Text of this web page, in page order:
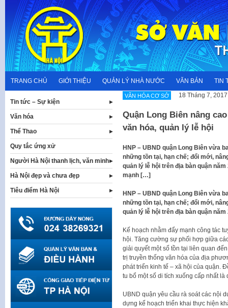
content
TRANG CHỦ GIỚI THIỆU QUẢN LÝ NHÀ NƯỚC VĂN BẢN TIN
VĂN HÓA CƠ SỞ 18 Tháng 7, 2017
Quận Long Biên nâng
văn hóa, quản lý lễ hội
HNP – UBND quận Long Biên vừa
những tồn tại, hạn chế; đổi mới,
quản lý lễ hội trên địa bàn quận
mạnh […]
HNP – UBND quận Long Biên vừa
những tồn tại, hạn chế; đổi mới,
quản lý lễ hội trên địa bàn quận
Kế hoạch nhằm đẩy mạnh công tác
hội. Tăng cường sự phối hợp giữa
giải quyết một số tồn tại liên quan
trị truyền thống văn hóa của địa
phát triển kinh tế – xã hội của quận.
tu bổ một số di tích xuống cấp nhất
UBND quận yêu cầu rà soát các nội
dựng kế hoạch triển khai thực hiện
Tin tức – Sự kiện
Văn hóa
Thể Thao
Quy tắc ứng xử
Người Hà Nội thanh lịch, văn minh
Hà Nội đẹp và chưa đẹp
Tiêu điểm Hà Nội